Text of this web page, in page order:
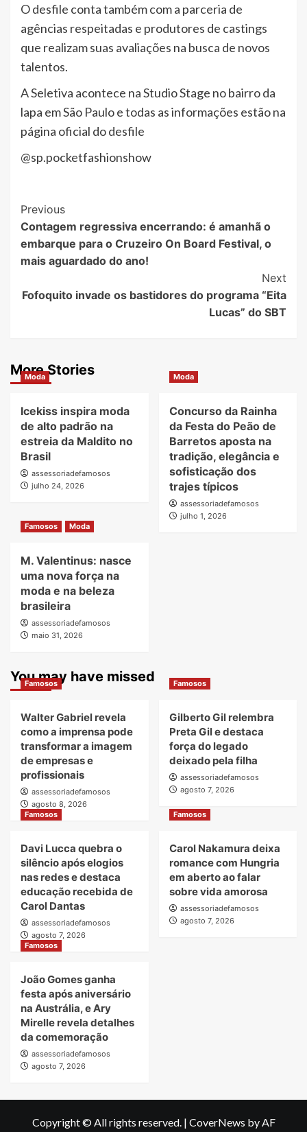
O desfile conta também com a parceria de
agências respeitadas e produtores de castings
que realizam suas avaliações na busca de novos
talentos.
A Seletiva acontece na Studio Stage no bairro da
lapa em São Paulo e todas as informações estão na
página oficial do desfile
@sp.pocketfashionshow
Post
Navigation
Previous
Contagem regressiva encerrando: é amanhã o
embarque para o Cruzeiro On Board Festival, o
mais aguardado do ano!
Next
Fofoquito invade os bastidores do programa “Eita
Lucas” do SBT
More Stories
Moda
Icekiss inspira moda
de alto padrão na
estreia da Maldito no
Brasil
assessoriadefamosos
julho 24, 2026
Moda
Concurso da Rainha
da Festa do Peão de
Barretos aposta na
tradição, elegância e
sofisticação dos
trajes típicos
assessoriadefamosos
julho 1, 2026
Famosos
Moda
M. Valentinus: nasce
uma nova força na
moda e na beleza
brasileira
assessoriadefamosos
maio 31, 2026
You may have missed
Famosos
Walter Gabriel revela
como a imprensa pode
transformar a imagem
de empresas e
profissionais
assessoriadefamosos
agosto 8, 2026
Famosos
Gilberto Gil relembra
Preta Gil e destaca
força do legado
deixado pela filha
assessoriadefamosos
agosto 7, 2026
Famosos
Davi Lucca quebra o
silêncio após elogios
nas redes e destaca
educação recebida de
Carol Dantas
assessoriadefamosos
agosto 7, 2026
Famosos
Carol Nakamura deixa
romance com Hungria
em aberto ao falar
sobre vida amorosa
assessoriadefamosos
agosto 7, 2026
Famosos
João Gomes ganha
festa após aniversário
na Austrália, e Ary
Mirelle revela detalhes
da comemoração
assessoriadefamosos
agosto 7, 2026
Copyright © All rights reserved. | CoverNews by AF